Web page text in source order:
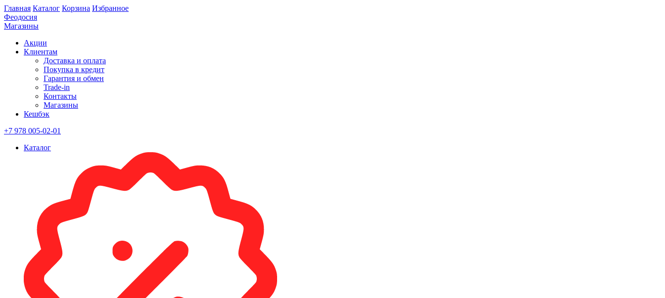
Главная Каталог Корзина Избранное
Феодосия
Магазины
Акции
Клиентам
Доставка и оплата
Покупка в кредит
Гарантия и обмен
Trade-in
Контакты
Магазины
Кешбэк
+7 978 005-02-01
Каталог